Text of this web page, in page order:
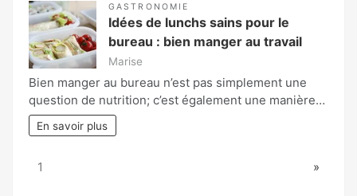
GASTRONOMIE
Idées de lunchs sains pour le
bureau : bien manger au travail
Marise
Bien manger au bureau n’est pas simplement une
question de nutrition; c’est également une manière…
En savoir plus
Page:
1 Next
»